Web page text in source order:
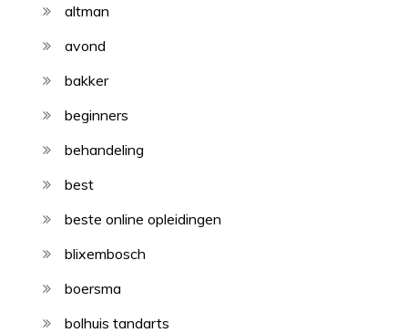
altman
avond
bakker
beginners
behandeling
best
beste online opleidingen
blixembosch
boersma
bolhuis tandarts